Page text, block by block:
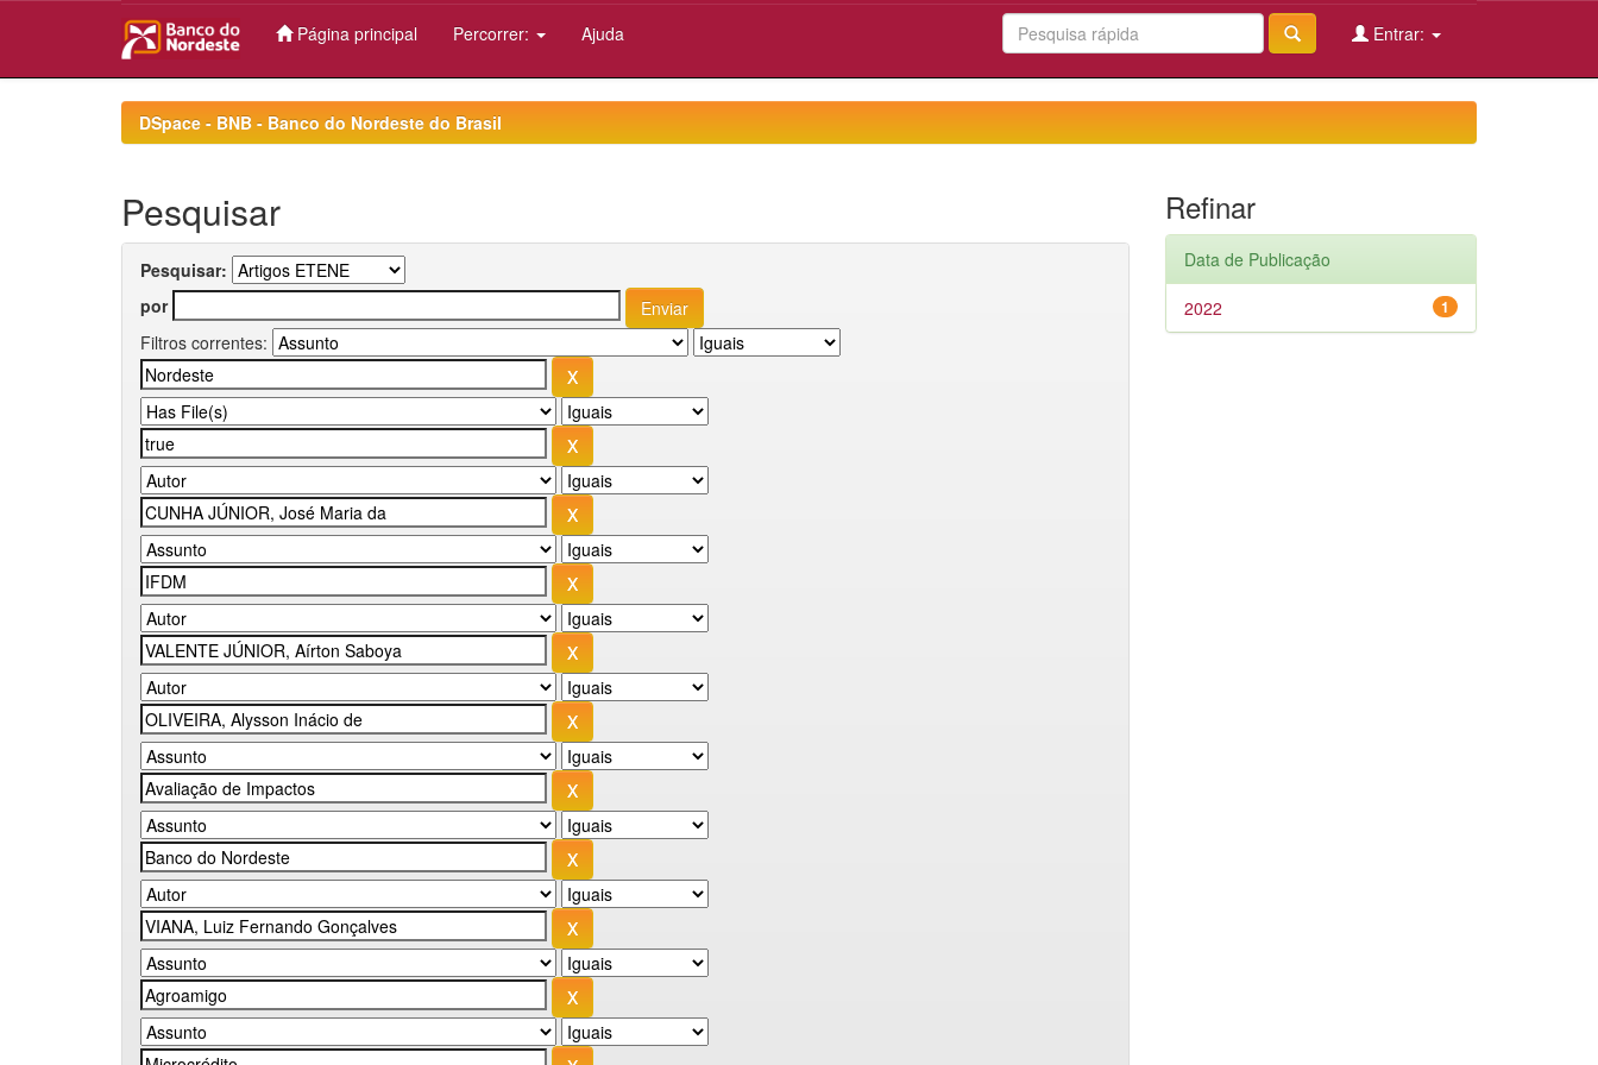
Página principal Percorrer: Ajuda Entrar:
DSpace - BNB - Banco do Nordeste do Brasil
Pesquisar
Pesquisar:
por
Filtros correntes:
Refinar
Data de Publicação
1
2022